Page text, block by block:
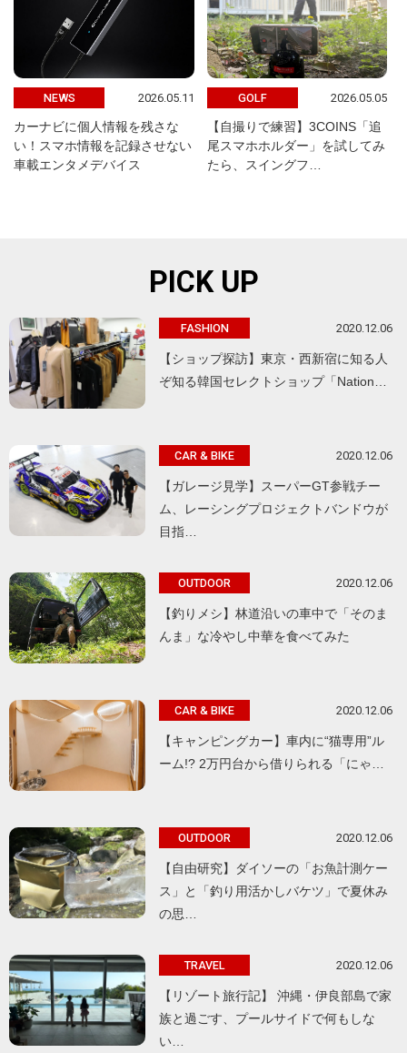
NEWS 2026.05.11
カーナビに個人情報を残さな
い！スマホ情報を記録させない
車載エンタメデバイス
GOLF 2026.05.05
【自撮りで練習】3COINS「追
尾スマホホルダー」を試してみ
たら、スイングフ…
PICK UP
FASHION 2020.12.06
【ショップ探訪】東京・西新宿に知る人
ぞ知る韓国セレクトショップ「Nation…
CAR & BIKE 2020.12.06
【ガレージ見学】スーパーGT参戦チー
ム、レーシングプロジェクトバンドウが
目指…
OUTDOOR 2020.12.06
【釣りメシ】林道沿いの車中で「そのま
んま」な冷やし中華を食べてみた
CAR & BIKE 2020.12.06
【キャンピングカー】車内に“猫専用”ル
ーム!? 2万円台から借りられる「にゃ…
OUTDOOR 2020.12.06
【自由研究】ダイソーの「お魚計測ケー
ス」と「釣り用活かしバケツ」で夏休み
の思…
TRAVEL 2020.12.06
【リゾート旅行記】 沖縄・伊良部島で家
族と過ごす、プールサイドで何もしな
い…